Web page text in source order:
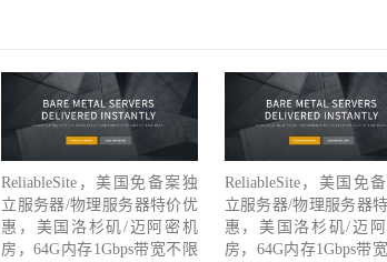
ReliableSite，美国免备案独
立服务器/物理服务器特价优
惠，美国洛杉矶/迈阿密机
房，64G内存1Gbps带宽不限
ReliableSite，美国免
立服务器/物理服务器
惠，美国洛杉矶/迈
房，64G内存1Gbps带